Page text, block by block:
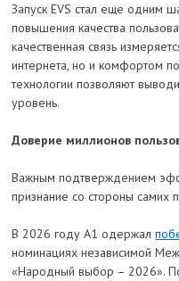
Запуск EVS стал еще одним
повышения качества
качественная связь
интернета, но и комфортом
технологии позволяют
уровень.
Доверие миллионов
Важным подтверждением
признание со стороны самих
В 2026 году А1 одержал
номинациях независимой
«Народный выбор – 2026».